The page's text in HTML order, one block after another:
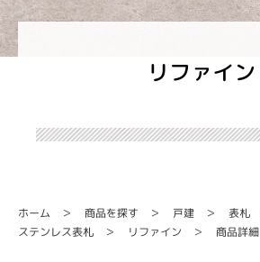
リファイン
ホーム 商品を探す 戸建 表札
ステンレス表札 リファイン 商品詳細